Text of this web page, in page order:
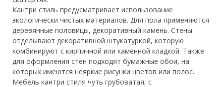
Кантри стиль предусматривает использование
экологически чистых материалов. Для пола применяются
деревянные половицы, декоративный камень. Стены
отделывают декоративной штукатуркой, которую
комбинируют с кирпичной или каменной кладкой. Также
для оформления стен подходят бумажные обои, на
которых имеются неяркие рисунки цветов или полос.
Мебель кантри стиля чуть грубоватая, с